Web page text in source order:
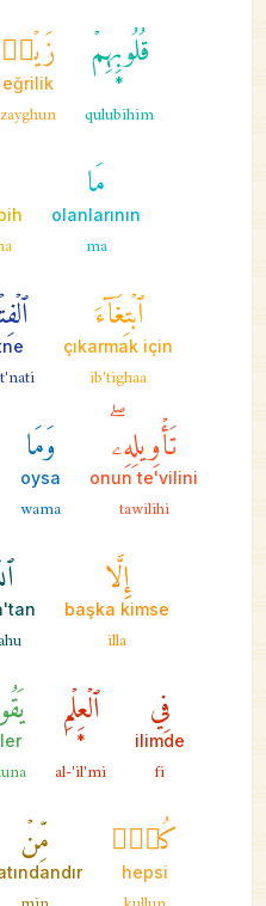
قُلُوبِهِمۡ
*
qulubihim
زَيۡغٞ
eğrilik
zayghun
مَا
olanlarının
ma
ٱبۡتِغَآءَ
çıkarmak için
ib'tighaa
تَأۡوِيلِهِۦۖ
onun te'vilini
tawilihi
وَمَا
oysa
wama
إِلَّا
başka kimse
illa
فِي
ilimde
fi
ٱلۡعِلۡمِ
*
al-'il'mi
كُلّٞ
hepsi
مِّنۡ